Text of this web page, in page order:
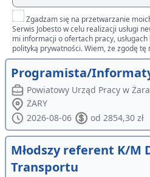
Zgadzam się na przetwarzanie
Serwis Jobesto w celu realizacji usługi
mi informacji o ofertach pracy,
polityką prywatności. Wiem, że zgodę
Programista/
Powiatowy Urząd Pracy w
ŻARY
2026-08-06
od 2854,30 zł
Młodszy referent K/M
Transportu